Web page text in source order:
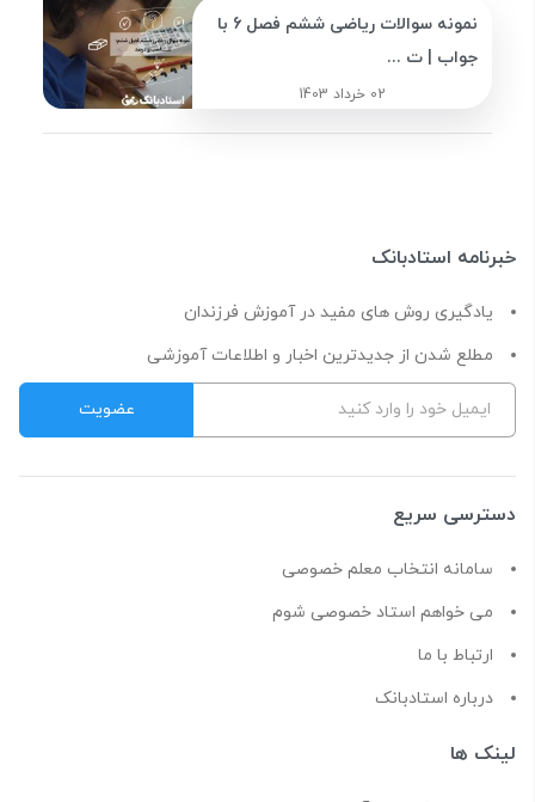
نمونه سوالات ریاضی ششم فصل 6 با
جواب | ت ...
02 خرداد 1403
خبرنامه استادبانک
یادگیری روش های مفید در آموزش فرزندان
مطلع شدن از جدیدترین اخبار و اطلاعات آموزشی
دسترسی سریع
سامانه انتخاب معلم خصوصی
می خواهم استاد خصوصی شوم
ارتباط با ما
درباره استادبانک
لینک ها